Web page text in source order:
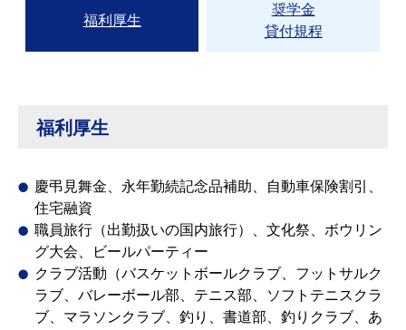
福利厚生
奨学金
貸付規程
福利厚生
慶弔見舞金、永年勤続記念品補助、自動車保険割引、
住宅融資
職員旅行（出勤扱いの国内旅行）、文化祭、ボウリン
グ大会、ビールパーティー
クラブ活動（バスケットボールクラブ、フットサルク
ラブ、バレーボール部、テニス部、ソフトテニスクラ
ブ、マラソンクラブ、釣り、書道部、釣りクラブ、あ